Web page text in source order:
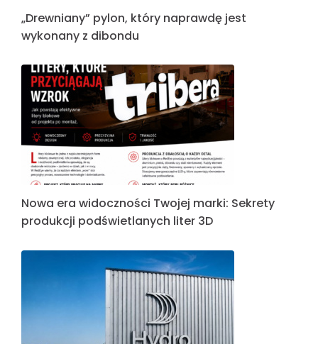
„Drewniany” pylon, który naprawdę jest
wykonany z dibondu
Nowa era widoczności Twojej marki: Sekrety
produkcji podświetlanych liter 3D